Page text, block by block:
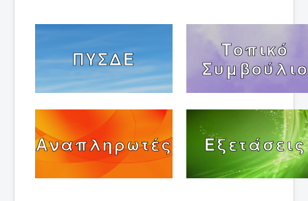
ΠΥΣΔΕ
Τοπικό
Συμβούλιο
Αναπληρωτές Εξετάσεις